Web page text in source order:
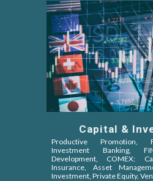
Capital &
Productive Promotion,
Investment Banking,
Development, COMEX:
Insurance, Asset
Investment, Private Equity,